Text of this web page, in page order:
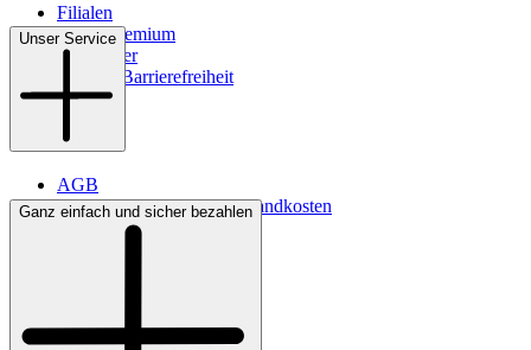
Filialen
WMS-Premium
Newsletter
Digitale Barrierefreiheit
Unser Service
AGB
Lieferbedingungen & Versandkosten
Bezahlung
Ganz einfach und sicher bezahlen